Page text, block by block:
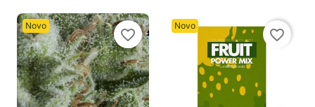
Novo
favorite_border
Novo
favorite_border